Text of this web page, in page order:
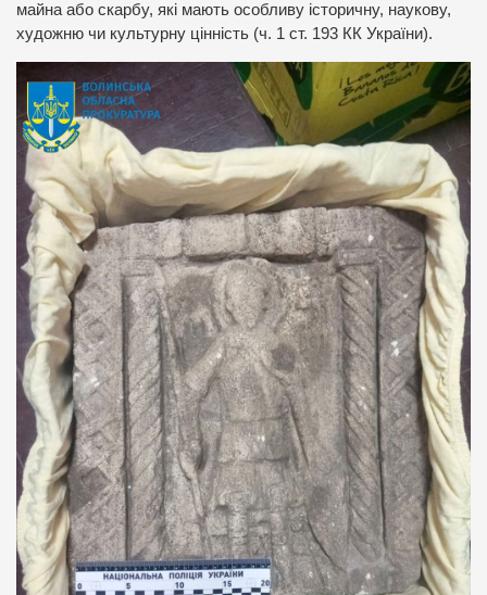
майна або скарбу, які мають особливу історичну, наукову,
художню чи культурну цінність (ч. 1 ст. 193 КК України).